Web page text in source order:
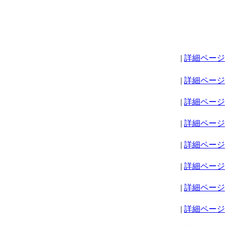
| 詳細ページ
| 詳細ページ
| 詳細ページ
| 詳細ページ
| 詳細ページ
| 詳細ページ
| 詳細ページ
| 詳細ページ